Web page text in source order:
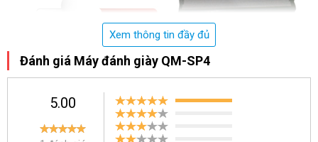
Máy đánh giày QM-SP4 sử dụng chất liệu thép không gỉ cao
cấp, bền đẹp, sáng bóng giúp bảo vệ các chi tiết máy khỏi tác
Xem thông tin đầy đủ
Đánh giá Máy đánh giày QM-SP4
5.00